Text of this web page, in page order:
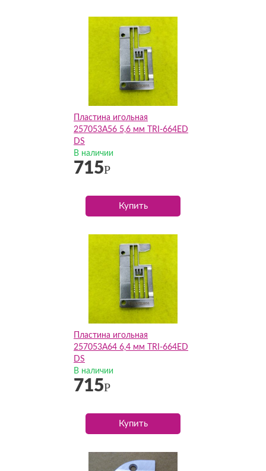
Пластина игольная
257053A56 5,6 мм TRI-664ED
DS
В наличии
715Р
Купить
Пластина игольная
257053A64 6,4 мм TRI-664ED
DS
В наличии
715Р
Купить